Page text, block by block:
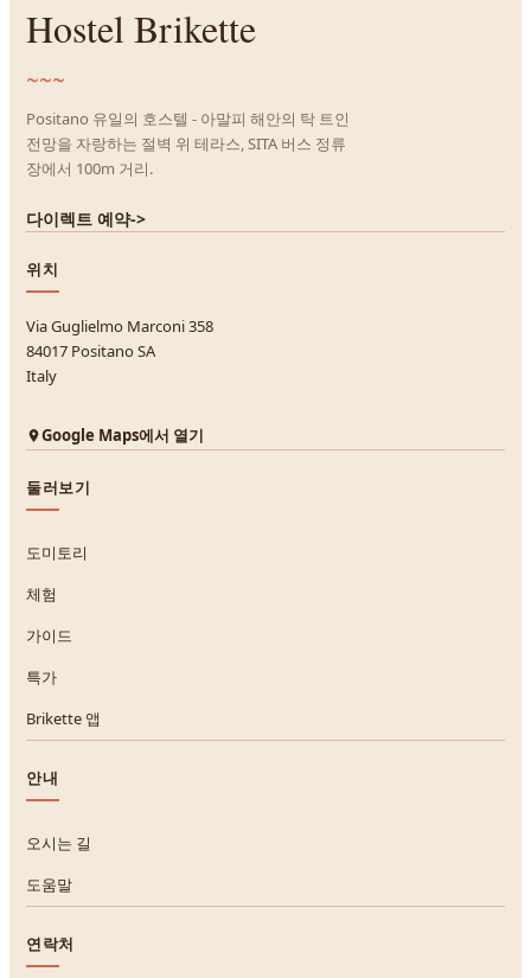
Hostel Brikette
~~~
Positano 유일의 호스텔 - 아말피 해안의 탁 트인
전망을 자랑하는 절벽 위 테라스, SITA 버스 정류
장에서 100m 거리.
다이렉트 예약->
위치
Via Guglielmo Marconi 358
84017 Positano SA
Italy
Google Maps에서 열기
둘러보기
도미토리
체험
가이드
특가
Brikette 앱
안내
오시는 길
도움말
연락처